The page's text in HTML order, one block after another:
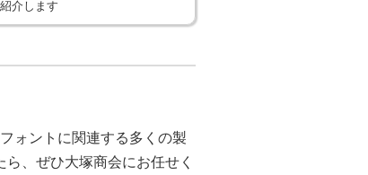
介します
ォントに関連する多くの製
、ぜひ大塚商会にお任せく